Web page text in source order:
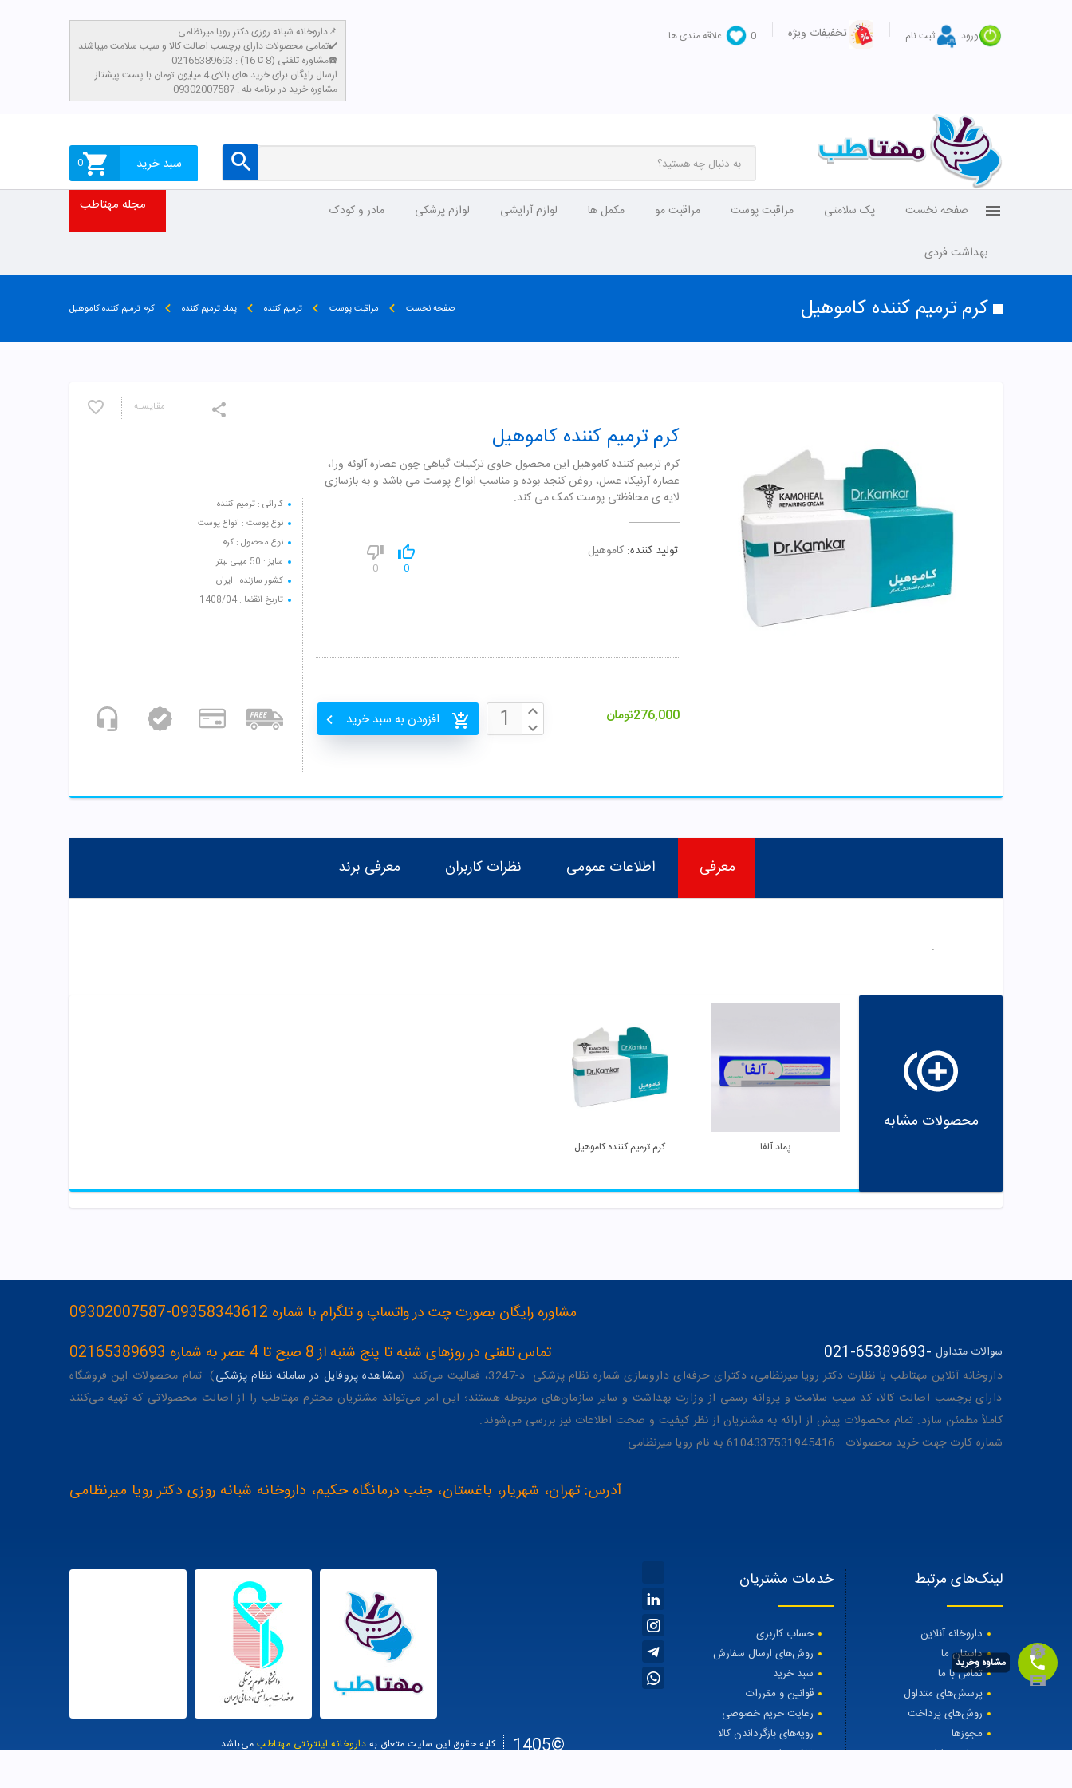
ورود ثبت نام تخفیفات ویژه 0 علاقه مندی ها
داروخانه شبانه روزی دکتر رویا میرنظامی📌
تمامی محصولات دارای برچسب اصالت کالا و سیب سلامت میباشند✔️
مشاوره تلفنی (8 تا 16) : 02165389693☎️
​ارسال رایگان برای خرید های بالای 4 میلیون تومان با پست پیشتاز
مشاوره خرید در برنامه بله : 09302007587
سبد خرید 0
صفحه نخست پک سلامتی مراقبت پوست مراقبت مو مکمل ها لوازم آرایشی لوازم پزشکی مادر و کودک
بهداشت فردی
مجله مهتاطب
کرم ترمیم کننده کاموهیل صفحه نخست مراقبت پوست ترمیم کننده پماد ترمیم کننده کرم ترمیم کننده کاموهیل
مقایسـه
کارائی : ترمیم کننده
نوع پوست : انواع پوست
نوع محصول : کرم
سایز : 50 میلی لیتر
کشور سازنده : ایران
تاریخ انقضا : 1408/04
کرم ترمیم کننده کاموهیل
کرم ترمیم کننده کاموهیل این محصول حاوی ترکیبات گیاهی چون عصاره آلوئه ورا،
عصاره آرنیکا، عسل، روغن کنجد بوده و مناسب انواع پوست می باشد و به بازسازی
لایه ی محافظتی پوست کمک می کند.
تولید کننده: کاموهیل
0
0
276,000تومان افزودن به سبد خرید
معرفی اطلاعات عمومی نظرات کاربران معرفی برند
.
محصولات مشابه
پماد آلفا کرم ترمیم کننده کاموهیل
مشاوره رایگان بصورت چت در واتساپ و تلگرام با شماره 09358343612-09302007587
تماس تلفنی در روزهای شنبه تا پنج شنبه از 8 صبح تا 4 عصر به شماره 02165389693
021-65389693 سوالات متداول -
داروخانه آنلاین مهتاطب با نظارت دکتر رویا میرنظامی، دکترای حرفه‌ای داروسازی شماره نظام پزشکی: د-3247، فعالیت می‌کند. ( مشاهده پروفایل در سامانه نظام پزشکی). تمام محصولات این فروشگاه
دارای برچسب اصالت کالا، کد سیب سلامت و پروانه رسمی از وزارت بهداشت و سایر سازمان‌های مربوطه هستند؛ این امر می‌تواند مشتریان محترم مهتاطب را از اصالت محصولاتی که تهیه می‌کنند
کاملاً مطمئن سازد. تمام محصولات پیش از ارائه به مشتریان از نظر کیفیت و صحت اطلاعات نیز بررسی می‌شوند.
شماره کارت جهت خرید محصولات : 6104337531945416 به نام رویا میرنظامی
آدرس: تهران، شهریار، باغستان، جنب درمانگاه حکیم، داروخانه شبانه روزی دکتر رویا میرنظامی
لینک‌های مرتبط
داروخانه آنلاین
داستان ما
تماس با ما
پرسش‌های متداول
روش‌های پرداخت
مجوزها
مجله مهتاطب
خدمات مشتریان
حساب کاربری
روش‌های ارسال سفارش
سبد خرید
قوانین و مقررات
رعایت حریم خصوصی
رویه‌های بازگرداندن کالا
نقشه سایت
©1405 کلیه حقوق این سایت متعلق به داروخانه اینترنتی مهتاطب می‌باشد
مشاوه وخرید